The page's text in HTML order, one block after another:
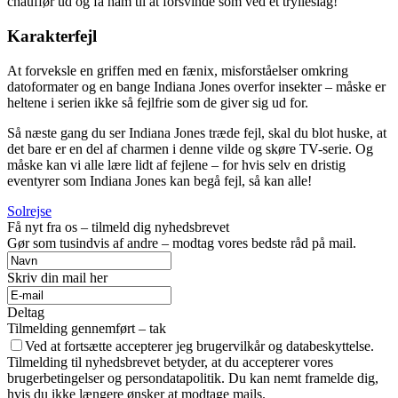
Karakterfejl
At forveksle en griffen med en fænix, misforståelser omkring
datoformater og en bange Indiana Jones overfor insekter – måske er
heltene i serien ikke så fejlfrie som de giver sig ud for.
Så næste gang du ser Indiana Jones træde fejl, skal du blot huske, at
det bare er en del af charmen i denne vilde og skøre TV-serie. Og
måske kan vi alle lære lidt af fejlene – for hvis selv en dristig
eventyrer som Indiana Jones kan begå fejl, så kan alle!
Solrejse
Få nyt fra os – tilmeld dig nyhedsbrevet
Gør som tusindvis af andre – modtag vores bedste råd på mail.
Skriv din mail her
Deltag
Tilmelding gennemført – tak
Ved at fortsætte accepterer jeg brugervilkår og databeskyttelse.
Tilmelding til nyhedsbrevet betyder, at du accepterer vores
brugerbetingelser og persondatapolitik. Du kan nemt framelde dig,
hvis du ikke længere ønsker at modtage mails.